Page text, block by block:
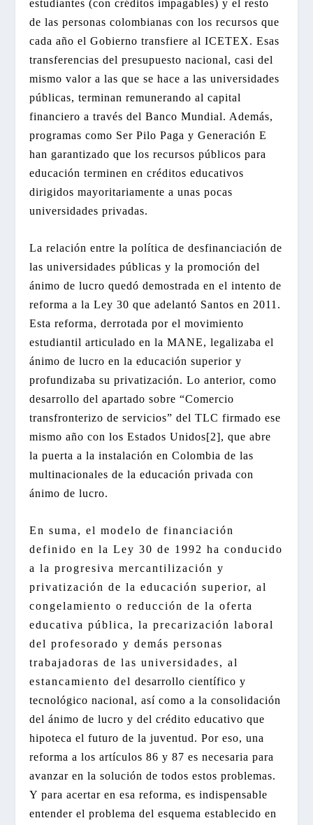
estudiantes (con créditos impagables) y el resto
de las personas colombianas con los recursos que
cada año el Gobierno transfiere al ICETEX. Esas
transferencias del presupuesto nacional, casi del
mismo valor a las que se hace a las universidades
públicas, terminan remunerando al capital
financiero a través del Banco Mundial. Además,
programas como Ser Pilo Paga y Generación E
han garantizado que los recursos públicos para
educación terminen en créditos educativos
dirigidos mayoritariamente a unas pocas
universidades privadas.
La relación entre la política de desfinanciación de
las universidades públicas y la promoción del
ánimo de lucro quedó demostrada en el intento de
reforma a la Ley 30 que adelantó Santos en 2011.
Esta reforma, derrotada por el movimiento
estudiantil articulado en la MANE, legalizaba el
ánimo de lucro en la educación superior y
profundizaba su privatización. Lo anterior, como
desarrollo del apartado sobre “Comercio
transfronterizo de servicios” del TLC firmado ese
mismo año con los Estados Unidos[2], que abre
la puerta a la instalación en Colombia de las
multinacionales de la educación privada con
ánimo de lucro.
En suma, el modelo de financiación
definido en la Ley 30 de 1992 ha conducido
a la progresiva mercantilización y
privatización de la educación superior, al
congelamiento o reducción de la oferta
educativa pública, la precarización laboral
del profesorado y demás personas
trabajadoras de las universidades, al
estancamiento del desarrollo científico y
tecnológico nacional, así como a la consolidación
del ánimo de lucro y del crédito educativo que
hipoteca el futuro de la juventud. Por eso, una
reforma a los artículos 86 y 87 es necesaria para
avanzar en la solución de todos estos problemas.
Y para acertar en esa reforma, es indispensable
entender el problema del esquema establecido en